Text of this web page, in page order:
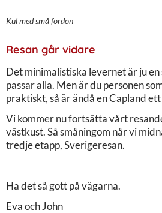
Kul med små fordon
Resan går vidare
Det minimalistiska levernet är ju en
passar alla. Men är du personen
praktiskt, så är ändå en Capland
Vi kommer nu fortsätta vårt
västkust. Så småningom når vi
tredje etapp, Sverigeresan.
Ha det så gott på vägarna.
Eva och John